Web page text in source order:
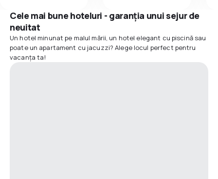
Cele mai bune hoteluri - garanția unui sejur de
neuitat
Un hotel minunat pe malul mării, un hotel elegant cu piscină sau
poate un apartament cu jacuzzi? Alege locul perfect pentru
vacanța ta!